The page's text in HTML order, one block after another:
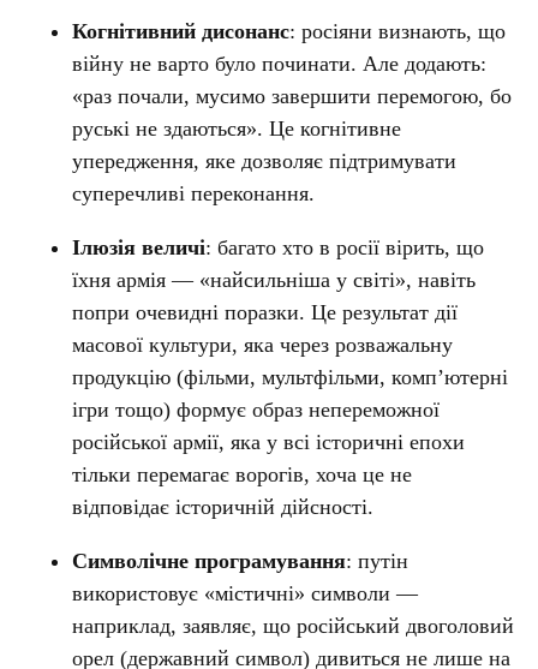
Когнітивний дисонанс: росіяни визнають, що
війну не варто було починати. Але додають:
«раз почали, мусимо завершити перемогою, бо
руські не здаються». Це когнітивне
упередження, яке дозволяє підтримувати
суперечливі переконання.
Ілюзія величі: багато хто в росії вірить, що
їхня армія — «найсильніша у світі», навіть
попри очевидні поразки. Це результат дії
масової культури, яка через розважальну
продукцію (фільми, мультфільми, комп’ютерні
ігри тощо) формує образ непереможної
російської армії, яка у всі історичні епохи
тільки перемагає ворогів, хоча це не
відповідає історичній дійсності.
Символічне програмування: путін
використовує «містичні» символи —
наприклад, заявляє, що російський двоголовий
орел (державний символ) дивиться не лише на